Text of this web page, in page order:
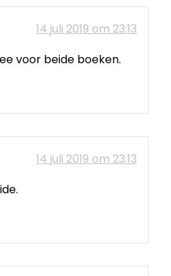
14 juli 2019 om 23:13
voor beide boeken.
14 juli 2019 om 23:13